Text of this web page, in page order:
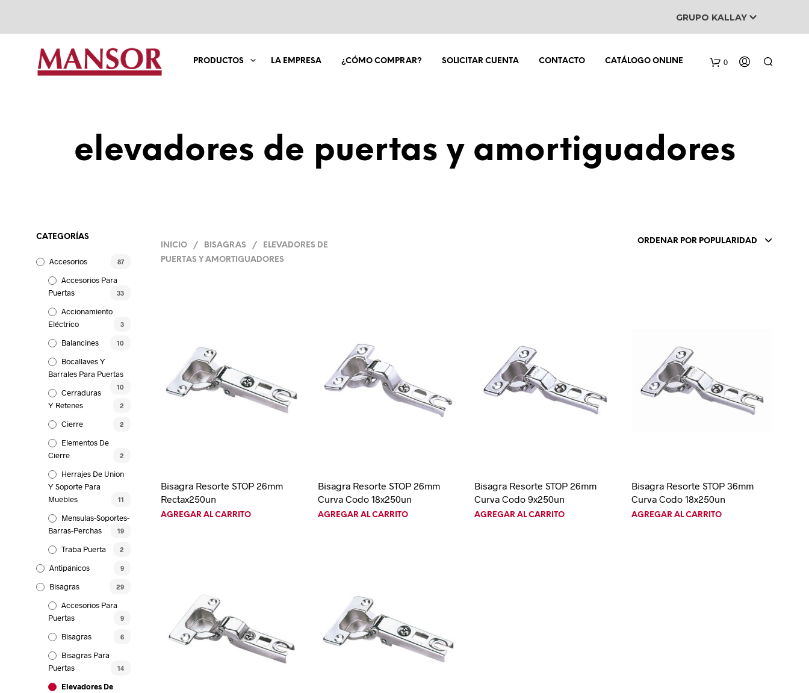
GRUPO KALLAY
0
PRODUCTOS LA EMPRESA ¿CÓMO COMPRAR? SOLICITAR CUENTA CONTACTO CATÁLOGO ONLINE
elevadores de puertas y amortiguadores
CATEGORÍAS
Accesorios 87
Accesorios Para
Puertas
33
Accionamiento
Eléctrico
3
Balancines 10
Bocallaves Y
Barrales Para Puertas
10
Cerraduras
Y Retenes
2
Cierre 2
Elementos De
Cierre
2
Herrajes De Union
Y Soporte Para
Muebles
11
Mensulas-Soportes-
Barras-Perchas
19
Traba Puerta 2
Antipánicos 9
Bisagras 29
Accesorios Para
Puertas
9
Bisagras 6
Bisagras Para
Puertas
14
Elevadores De
INICIO / BISAGRAS /
ELEVADORES DE
PUERTAS Y AMORTIGUADORES
ORDENAR POR POPULARIDAD
Bisagra Resorte STOP 26mm
Rectax250un
AGREGAR AL CARRITO
Bisagra Resorte STOP 26mm
Curva Codo 18x250un
AGREGAR AL CARRITO
Bisagra Resorte STOP 26mm
Curva Codo 9x250un
AGREGAR AL CARRITO
Bisagra Resorte STOP 36mm
Curva Codo 18x250un
AGREGAR AL CARRITO
C
A